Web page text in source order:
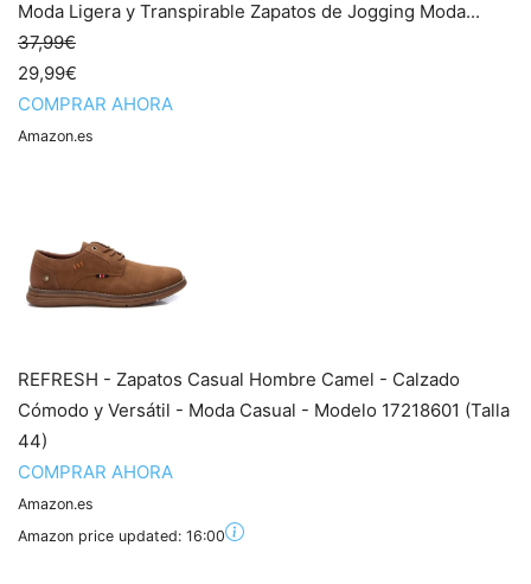
Moda Ligera y Transpirable Zapatos de Jogging Moda...
37,99€
29,99€
COMPRAR AHORA
Amazon.es
REFRESH - Zapatos Casual Hombre Camel - Calzado
Cómodo y Versátil - Moda Casual - Modelo 17218601 (Talla
44)
COMPRAR AHORA
Amazon.es
Amazon price updated: 16:00